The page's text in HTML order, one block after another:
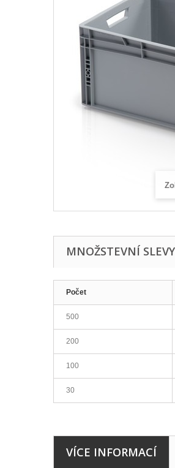
MNOŽSTEVNÍ SLEVY
Počet
500
200
100
30
VÍCE INFORMACÍ